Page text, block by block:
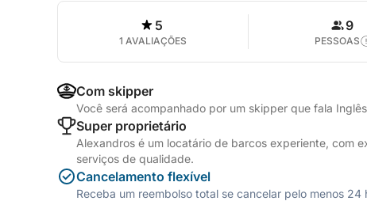
5
1 AVALIAÇÕES
9
PESSOAS
Com skipper
Você será acompanhado por um skipper que fala
Super proprietário
Alexandros é um locatário de barcos experiente, com
serviços de qualidade.
Cancelamento flexível
Receba um reembolso total se cancelar pelo menos